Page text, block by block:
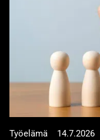
Työelämä 14.7.2026